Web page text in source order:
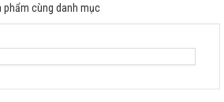
phẩm cùng danh mục